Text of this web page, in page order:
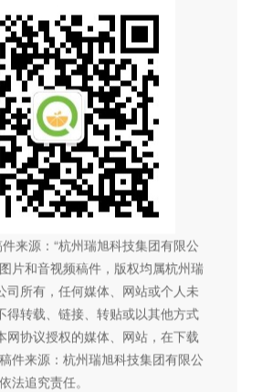
来源：“杭州瑞旭科技集团有限公
片和音视频稿件，版权均属杭州瑞
司所有，任何媒体、网站或个人未
得转载、链接、转贴或以其他方式
网协议授权的媒体、网站，在下载
件来源：杭州瑞旭科技集团有限公
法追究责任。